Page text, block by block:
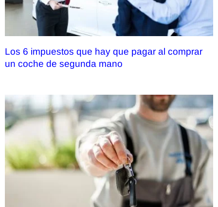
Los 6 impuestos que hay que pagar al comprar
un coche de segunda mano